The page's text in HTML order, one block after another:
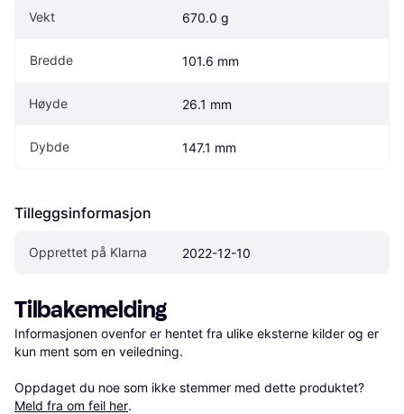
Vekt 670.0 g
Bredde 101.6 mm
Høyde 26.1 mm
Dybde 147.1 mm
Tilleggsinformasjon
Opprettet på Klarna 2022-12-10
Tilbakemelding
Informasjonen ovenfor er hentet fra ulike eksterne kilder og er
kun ment som en veiledning.
Oppdaget du noe som ikke stemmer med dette produktet?
Meld fra om feil her.